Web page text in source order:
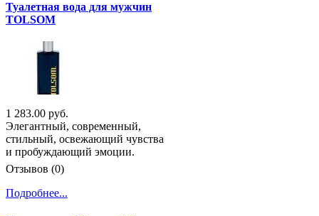
Туалетная вода для мужчин
TOLSOM
1 283.00 руб.
Элегантный, современный,
стильный, освежающий чувства
и пробуждающий эмоции.
Отзывов (0)
Подробнее...